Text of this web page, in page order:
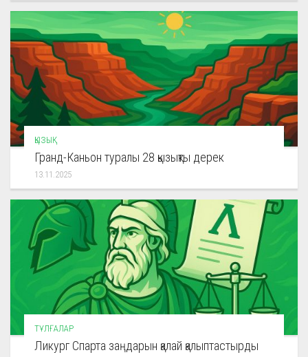
ҚЫЗЫҚ
Гранд-Каньон туралы 28 қызықты дерек
13.11.2025
ТҰЛҒАЛАР
Ликург Спарта заңдарын қалай қалыптастырды